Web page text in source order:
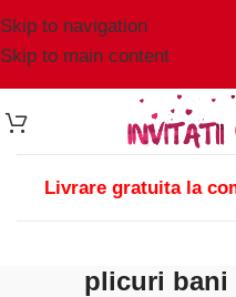
Skip to navigation
Skip to main content
Livrare gratuita la
plicuri bani